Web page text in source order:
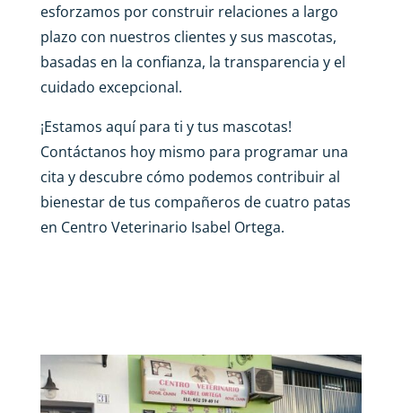
esforzamos por construir relaciones a largo
plazo con nuestros clientes y sus mascotas,
basadas en la confianza, la transparencia y el
cuidado excepcional.
¡Estamos aquí para ti y tus mascotas!
Contáctanos hoy mismo para programar una
cita y descubre cómo podemos contribuir al
bienestar de tus compañeros de cuatro patas
en Centro Veterinario Isabel Ortega.